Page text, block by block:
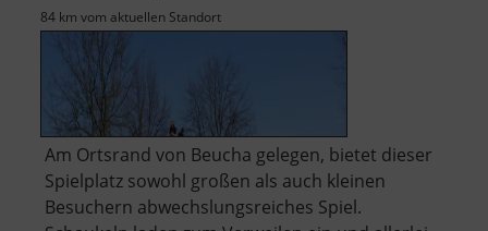
84 km vom aktuellen Standort
Am Ortsrand von Beucha gelegen, bietet dieser
Spielplatz sowohl großen als auch kleinen
Besuchern abwechslungsreiches Spiel.